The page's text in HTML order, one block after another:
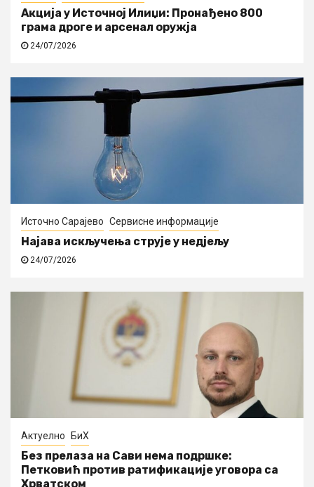
Акција у Источној Илиџи: Пронађено 800
грама дроге и арсенал оружја
24/07/2026
Источно Сарајево Сервисне информације
Најава искључења струје у недјељу
24/07/2026
Актуелно БиХ
Без прелаза на Сави нема подршке:
Петковић против ратификације уговора са
Хрватском